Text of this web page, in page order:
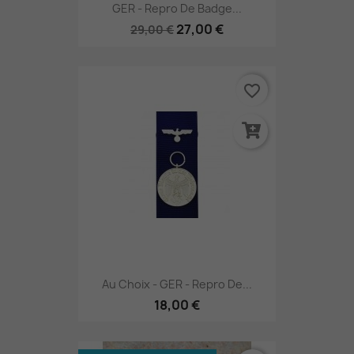
GER - Repro De Badge...
29,00 € 27,00 €
Au Choix - GER - Repro De...
18,00 €
favorite_border